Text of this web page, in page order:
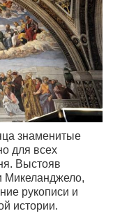
знаменитые
для всех
Выстояв
Микеланджело,
рукописи и
истории.